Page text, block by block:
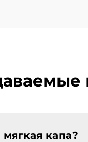
капа?